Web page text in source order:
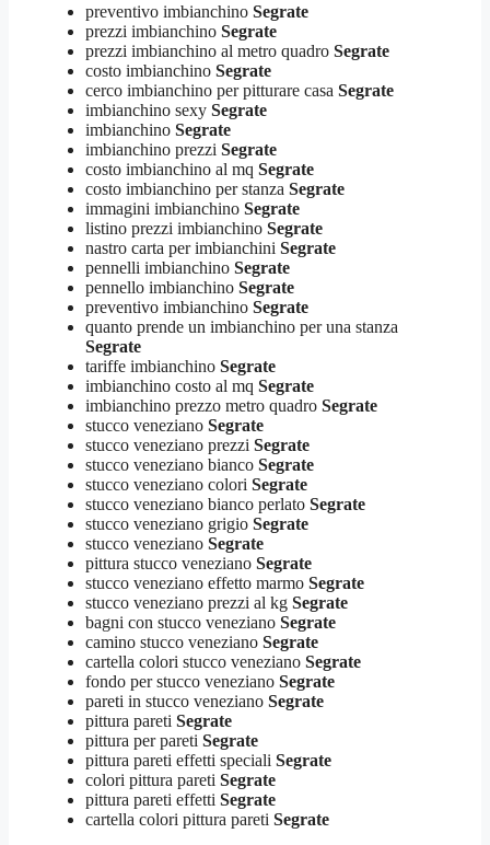
preventivo imbianchino Segrate
prezzi imbianchino Segrate
prezzi imbianchino al metro quadro Segrate
costo imbianchino Segrate
cerco imbianchino per pitturare casa Segrate
imbianchino sexy Segrate
imbianchino Segrate
imbianchino prezzi Segrate
costo imbianchino al mq Segrate
costo imbianchino per stanza Segrate
immagini imbianchino Segrate
listino prezzi imbianchino Segrate
nastro carta per imbianchini Segrate
pennelli imbianchino Segrate
pennello imbianchino Segrate
preventivo imbianchino Segrate
quanto prende un imbianchino per una stanza
Segrate
tariffe imbianchino Segrate
imbianchino costo al mq Segrate
imbianchino prezzo metro quadro Segrate
stucco veneziano Segrate
stucco veneziano prezzi Segrate
stucco veneziano bianco Segrate
stucco veneziano colori Segrate
stucco veneziano bianco perlato Segrate
stucco veneziano grigio Segrate
stucco veneziano Segrate
pittura stucco veneziano Segrate
stucco veneziano effetto marmo Segrate
stucco veneziano prezzi al kg Segrate
bagni con stucco veneziano Segrate
camino stucco veneziano Segrate
cartella colori stucco veneziano Segrate
fondo per stucco veneziano Segrate
pareti in stucco veneziano Segrate
pittura pareti Segrate
pittura per pareti Segrate
pittura pareti effetti speciali Segrate
colori pittura pareti Segrate
pittura pareti effetti Segrate
cartella colori pittura pareti Segrate